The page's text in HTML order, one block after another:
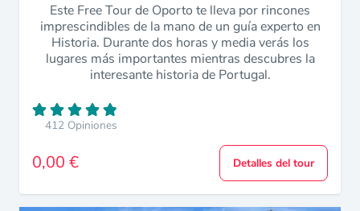
Este Free Tour de Oporto te lleva por rincones
imprescindibles de la mano de un guía experto en
Historia. Durante dos horas y media verás los
lugares más importantes mientras descubres la
interesante historia de Portugal.
412 Opiniones
0,00 € Detalles del tour